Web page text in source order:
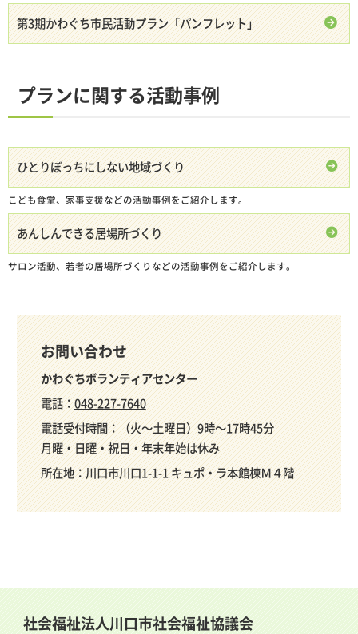
第3期かわぐち市民活動プラン「パンフレット」
プランに関する活動事例
ひとりぼっちにしない地域づくり
こども食堂、家事支援などの活動事例をご紹介します。
あんしんできる居場所づくり
サロン活動、若者の居場所づくりなどの活動事例をご紹介します。
お問い合わせ
かわぐちボランティアセンター
電話：048-227-7640
電話受付時間：（火～土曜日）9時～17時45分
月曜・日曜・祝日・年末年始は休み
所在地：川口市川口1-1-1 キュポ・ラ本館棟Ｍ４階
社会福祉法人川口市社会福祉協議会